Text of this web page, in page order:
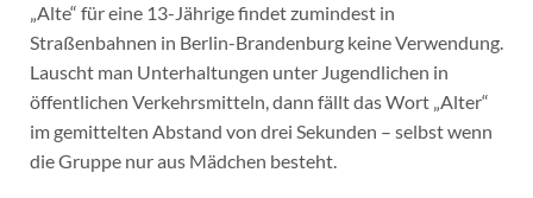
„Alte“ für eine 13-Jährige findet zumindest in
Straßenbahnen in Berlin-Brandenburg keine Verwendung.
Lauscht man Unterhaltungen unter Jugendlichen in
öffentlichen Verkehrsmitteln, dann fällt das Wort „Alter“
im gemittelten Abstand von drei Sekunden – selbst wenn
die Gruppe nur aus Mädchen besteht.